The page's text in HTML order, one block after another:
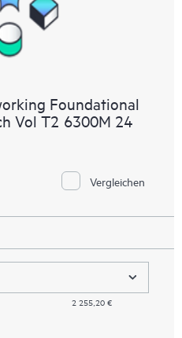
Foundational
Vol T2 6300M 24
Vergleichen
2 255,20 €